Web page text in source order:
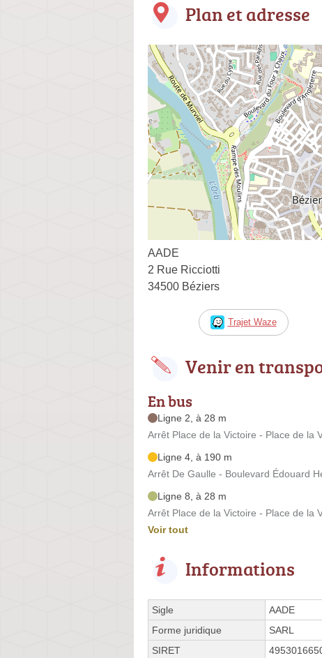
Plan et adresse
AADE
2 Rue Ricciotti
34500 Béziers
Trajet Waze
Venir en
En bus
Ligne 2, à 28 m
Arrêt Place de la Victoire - Place de la
Ligne 4, à 190 m
Arrêt De Gaulle - Boulevard Édouard
Ligne 8, à 28 m
Arrêt Place de la Victoire - Place de la
Voir tout
Informations
Sigle
AADE
Forme juridique
SARL
SIRET